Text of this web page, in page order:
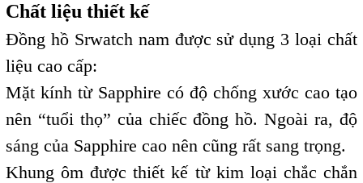
Chất liệu thiết kế
Đồng hồ Srwatch nam được sử dụng 3 loại chất
liệu cao cấp:
Mặt kính từ Sapphire có độ chống xước cao tạo
nên “tuổi thọ” của chiếc đồng hồ. Ngoài ra, độ
sáng của Sapphire cao nên cũng rất sang trọng.
Khung ôm được thiết kế từ kim loại chắc chắn